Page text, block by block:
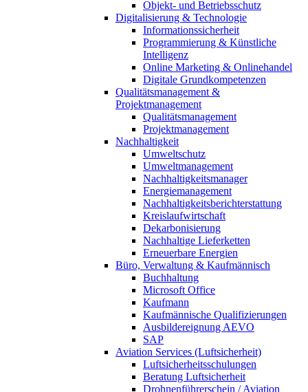
Objekt- und Betriebsschutz
Digitalisierung & Technologie
Informationssicherheit
Programmierung & Künstliche
Intelligenz
Online Marketing & Onlinehandel
Digitale Grundkompetenzen
Qualitätsmanagement &
Projektmanagement
Qualitätsmanagement
Projektmanagement
Nachhaltigkeit
Umweltschutz
Umweltmanagement
Nachhaltigkeitsmanager
Energiemanagement
Nachhaltigkeitsberichterstattung
Kreislaufwirtschaft
Dekarbonisierung
Nachhaltige Lieferketten
Erneuerbare Energien
Büro, Verwaltung & Kaufmännisch
Buchhaltung
Microsoft Office
Kaufmann
Kaufmännische Qualifizierungen
Ausbildereignung AEVO
SAP
Aviation Services (Luftsicherheit)
Luftsicherheitsschulungen
Beratung Luftsicherheit
Drohnenführerschein / Aviation